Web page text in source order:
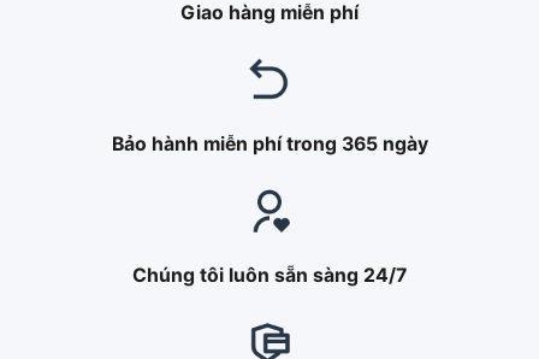
Giao hàng miễn phí
Bảo hành miễn phí trong 365 ngày
Chúng tôi luôn sẵn sàng 24/7